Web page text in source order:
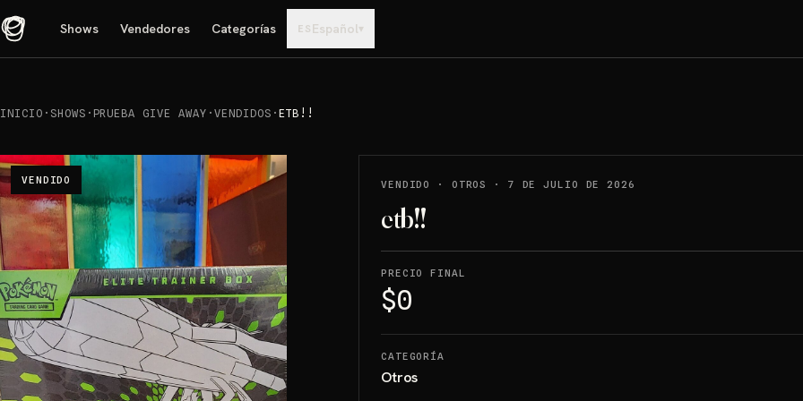
Shows Vendedores Categorías ES Español▾
INICIO · SHOWS · PRUEBA GIVE AWAY · VENDIDOS · ETB!!
VENDIDO VENDIDO · OTROS · 7 DE JULIO DE 2026
etb!!
PRECIO FINAL
$0
CATEGORÍA
Otros